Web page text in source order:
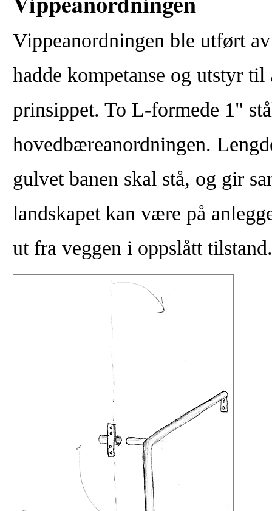
Vippeanordningen ble utført
hadde kompetanse og utstyr til
prinsippet. To L-formede 1"
hovedbæreanordningen.
gulvet banen skal stå, og gir
landskapet kan være på
ut fra veggen i oppslått tilstand.